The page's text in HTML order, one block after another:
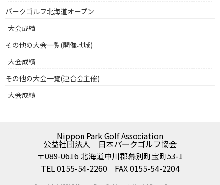
パークゴルフ北海道オープン
大会成績
その他の大会一覧(開催地域)
大会成績
その他の大会一覧(連合会主催)
大会成績
Nippon Park Golf Association
公益社団法人 日本パークゴルフ協会
〒089-0616 北海道中川郡幕別町宝町53-1
TEL 0155-54-2260 FAX 0155-54-2204